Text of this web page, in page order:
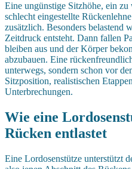
Eine ungünstige Sitzhöhe, ein
schlecht eingestellte
zusätzlich. Besonders belastend
Zeitdruck entsteht. Dann fallen
bleiben aus und der Körper
abzubauen. Eine
unterwegs, sondern schon vor
Sitzposition, realistischen
Unterbrechungen.
Wie eine
Rücken entlastet
Eine Lordosenstütze unterstützt